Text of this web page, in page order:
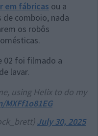
em fábricas ou a
de comboio, nada
os robôs
02 foi filmado a
lavar.
using Helix to do my
July 30, 2025